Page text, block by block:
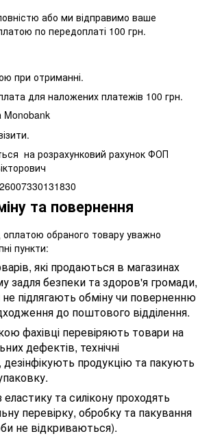
або ми відправимо ваше
по передоплаті 100 грн.
при отриманні.
для наложених платежів 100 грн.
Monobank
на розрахунковий рахунок ФОП
та повернення
обраного товару уважно
пункти:
які продаються в магазинах
задля безпеки та здоров'я громади,
не підлягають обміну чи поверненню
до поштового відділення.
фахівці перевіряють товари на
дефектів, технічні
дезінфікують продукцію та пакують
еластику та силікону проходять
перевірку, обробку та пакування
не відкриваються).